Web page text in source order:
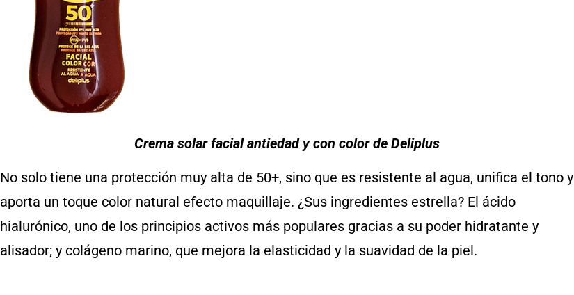
Crema solar facial antiedad y con color de Deliplus
No solo tiene una protección muy alta de 50+, sino que es resistente al agua, unifica el tono y
aporta un toque color natural efecto maquillaje. ¿Sus ingredientes estrella? El ácido
hialurónico, uno de los principios activos más populares gracias a su poder hidratante y
alisador; y colágeno marino, que mejora la elasticidad y la suavidad de la piel.